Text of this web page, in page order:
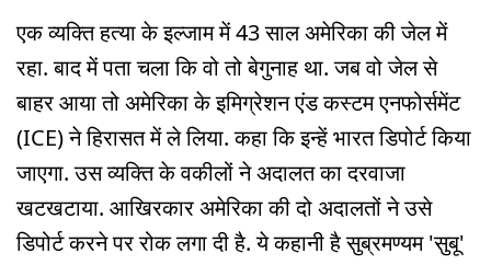
एक व्यक्ति हत्या के इल्जाम में 43 साल अमेरिका की जेल में
रहा. बाद में पता चला कि वो तो बेगुनाह था. जब वो जेल से
बाहर आया तो अमेरिका के इमिग्रेशन एंड कस्टम एनफोर्समेंट
(ICE) ने हिरासत में ले लिया. कहा कि इन्हें भारत डिपोर्ट किया
जाएगा. उस व्यक्ति के वकीलों ने अदालत का दरवाजा
खटखटाया. आखिरकार अमेरिका की दो अदालतों ने उसे
डिपोर्ट करने पर रोक लगा दी है. ये कहानी है सुब्रमण्यम 'सुबू'